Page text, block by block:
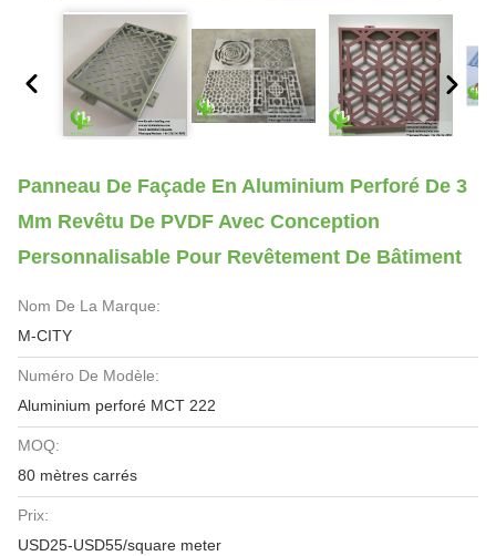
Panneau De Façade En Aluminium Perforé De 3
Mm Revêtu De PVDF Avec Conception
Personnalisable Pour Revêtement De Bâtiment
Nom De La Marque:
M-CITY
Numéro De Modèle:
Aluminium perforé MCT 222
MOQ:
80 mètres carrés
Prix:
USD25-USD55/square meter